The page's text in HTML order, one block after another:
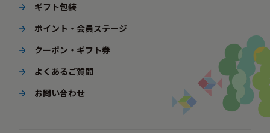
ギフト包装
ポイント・会員ステージ
クーポン・ギフト券
よくあるご質問
お問い合わせ